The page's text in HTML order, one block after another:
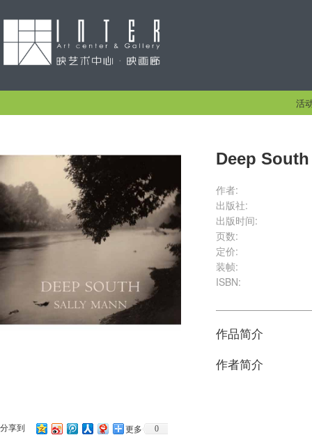
活
分享到 更多 0
Deep South
作者:
出版社:
出版时间:
页数:
定价:
装帧:
ISBN:
作品简介
作者简介